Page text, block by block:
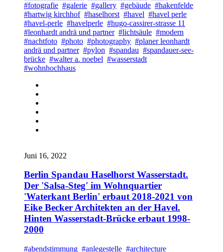
#fotografie #galerie #gallery #gebäude #hakenfelde
#hartwig kirchhof #haselhorst #havel #havel perle
#havel-perle #havelperle #hugo-cassirer-strasse 11
#leonhardt andrä und partner #lichtsäule #modern
#nachtfoto #photo #photography #planer leonhardt
andrä und partner #pylon #spandau #spandauer-see-
brücke #walter a. noebel #wasserstadt
#wohnhochhaus
Juni 16, 2022
Berlin Spandau Haselhorst Wasserstadt.
Der 'Salsa-Steg' im Wohnquartier
'Waterkant Berlin' erbaut 2018-2021 von
Eike Becker Architekten an der Havel.
Hinten Wasserstadt-Brücke erbaut 1998-
2000
#abendstimmung #anlegestelle #architecture